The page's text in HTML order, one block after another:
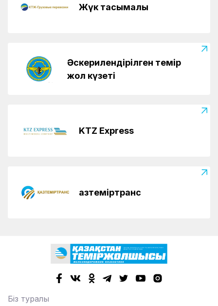
Жүк тасымалы
Әскерилендірілген темір
жол күзеті
KTZ Express
Қазтеміртранс
Біз туралы